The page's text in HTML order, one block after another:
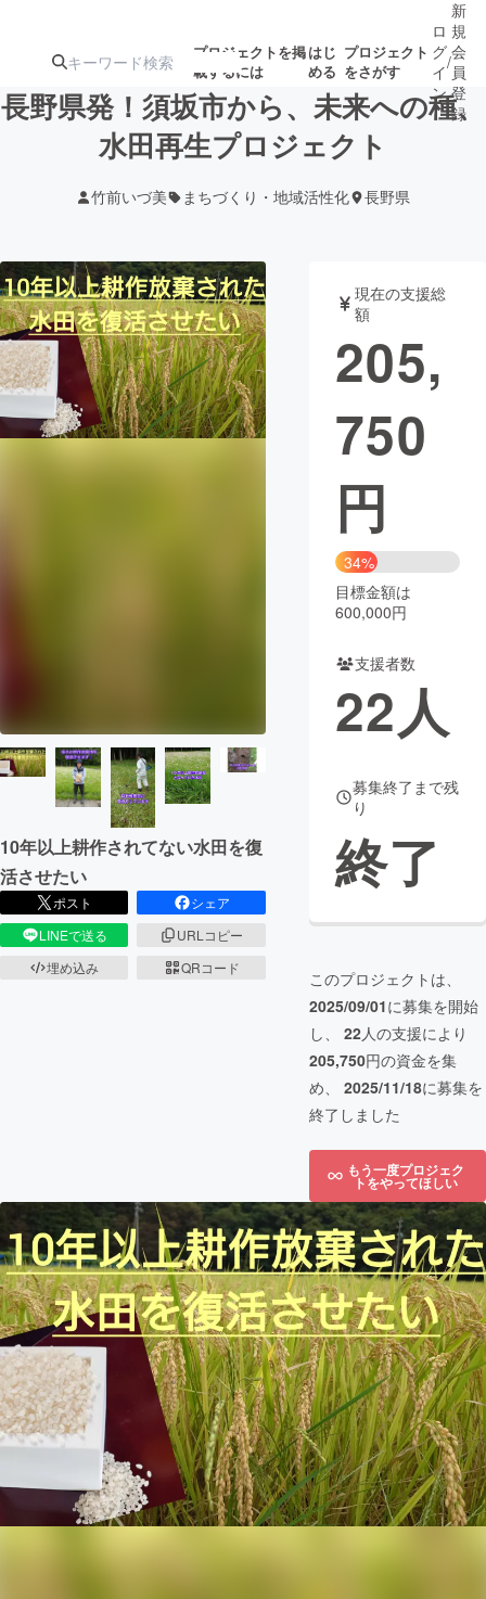
プロジェクトを掲
載するには
はじ
める
プロジェクト
をさがす
注目のリ
ターン
注目の新着プロ
ジェクト
募集終了が近いプ
ロジェクト
されます
アート・写真 音楽
テクノロジー・ガジェット ゲーム・サ
映像・映画
CAMPFIRE Creation
コミュニティ
ロ
グ
イ
ン
/
新
規
会
員
登
録
長野県発！須坂市から、未来への種、
水田再生プロジェクト
竹前いづ美 まちづくり・地域活性化 長野県
10年以上耕作されてない水田を復
活させたい
ポスト
シェア
LINEで送る
URLコピー
埋め込み
QRコード
現在の支援総
額
205,
750
円
34%
目標金額は
600,000円
支援者数
22人
募集終了まで残
り
終了
このプロジェクトは、
2025/09/01に募集を開始
し、 22人の支援により
205,750円の資金を集
め、 2025/11/18に募集を
終了しました
もう一度プロジェク
トをやってほしい